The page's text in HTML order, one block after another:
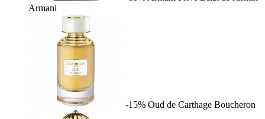
Armani
-15% Oud de Carthage Boucheron